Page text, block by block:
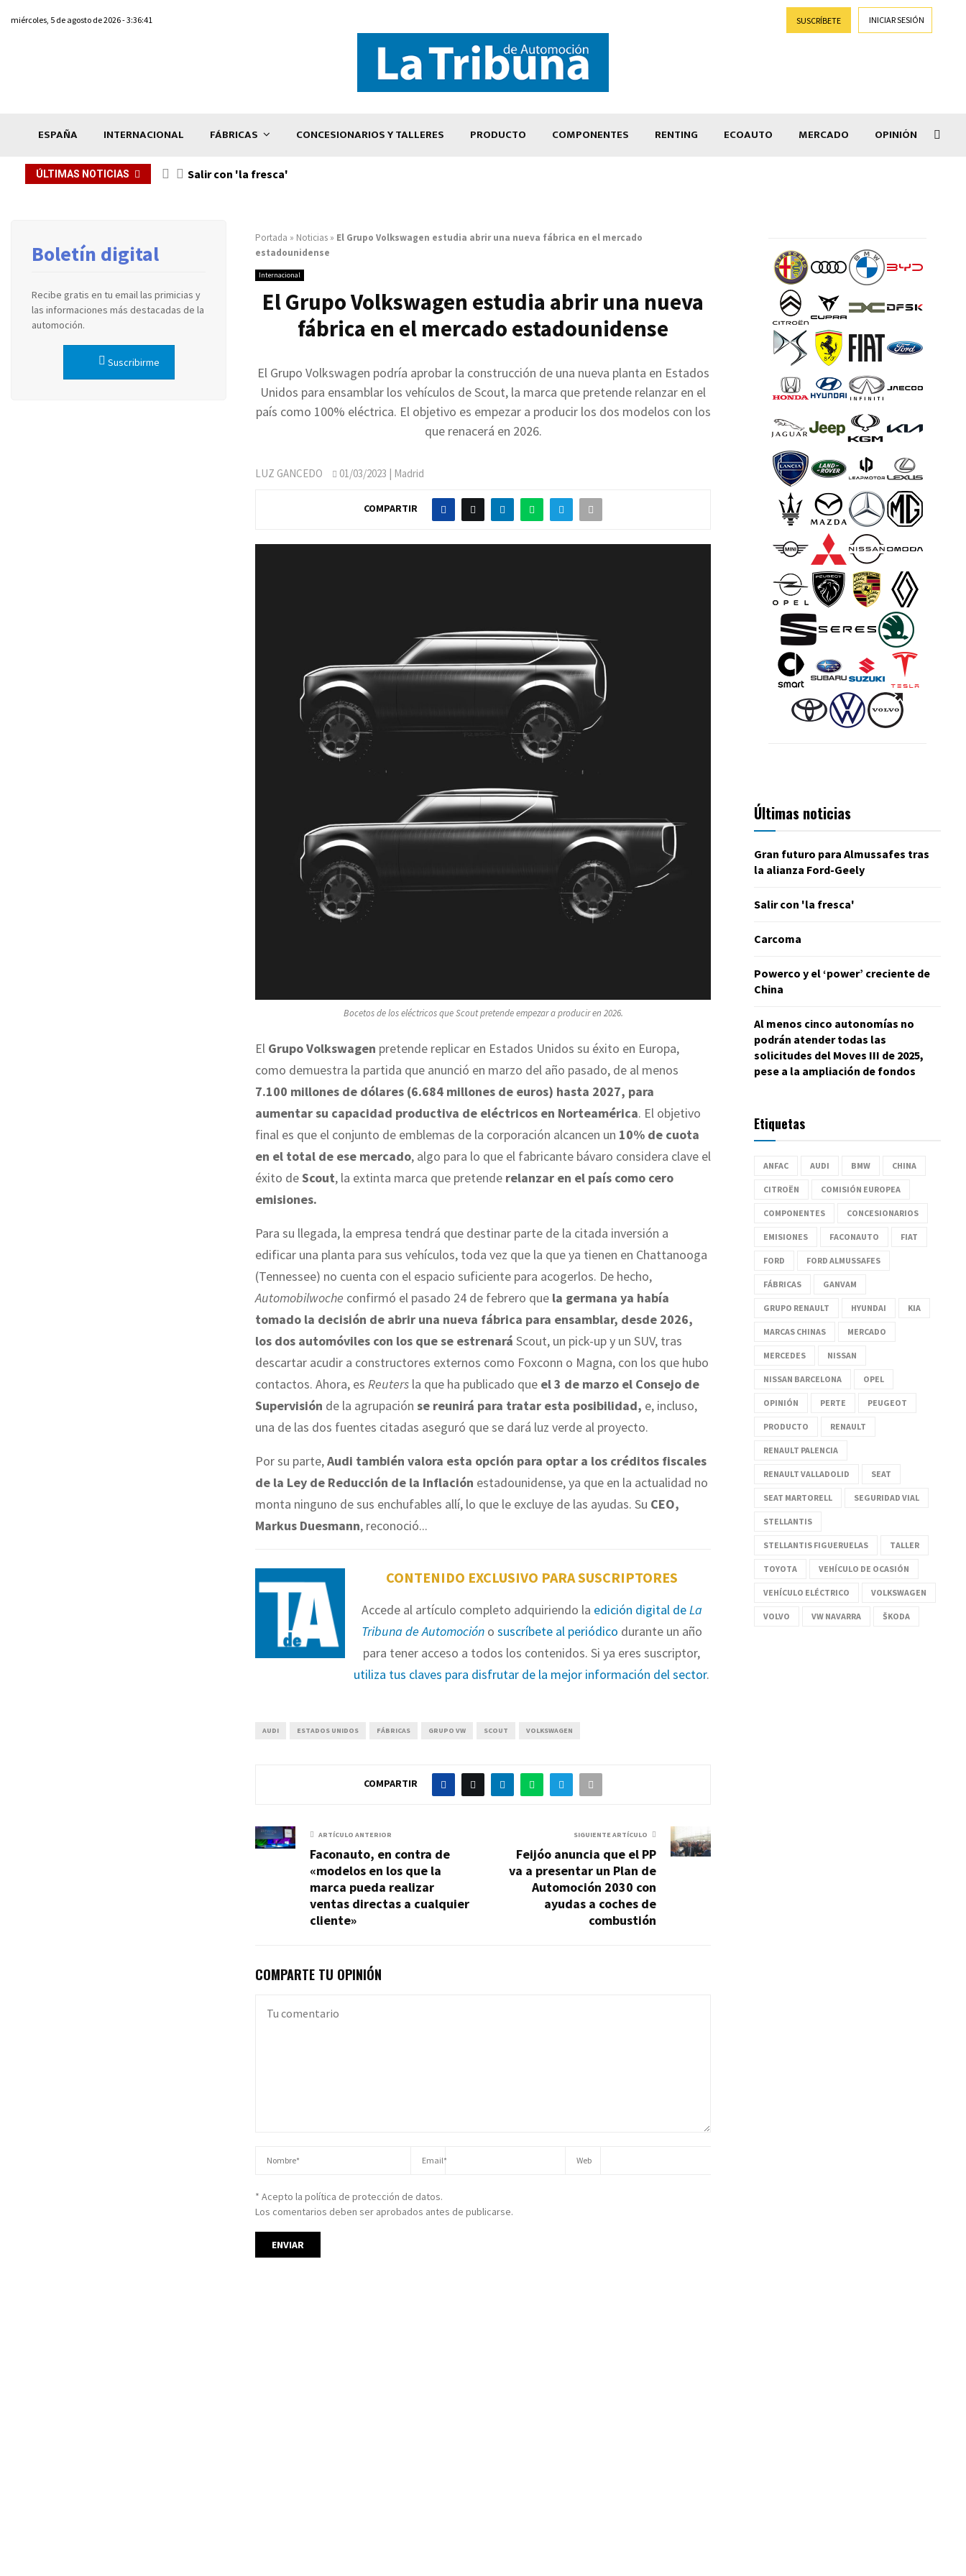
miércoles, 5 de agosto de 2026 - 3:36:41 SUSCRÍBETE INICIAR SESIÓN
ESPAÑA INTERNACIONAL FÁBRICAS CONCESIONARIOS Y TALLERES PRODUCTO COMPONENTES RENTING ECOAUTO MERCADO OPINIÓN
ÚLTIMAS NOTICIAS Salir con 'la fresca'
Portada » Noticias » El Grupo Volkswagen estudia abrir una nueva fábrica en el mercado
estadounidense
Internacional
El Grupo Volkswagen estudia abrir una nueva
fábrica en el mercado estadounidense
El Grupo Volkswagen podría aprobar la construcción de una nueva planta en Estados
Unidos para ensamblar los vehículos de Scout, la marca que pretende relanzar en el
país como 100% eléctrica. El objetivo es empezar a producir los dos modelos con los
que renacerá en 2026.
LUZ GANCEDO 01/03/2023 | Madrid
COMPARTIR
Bocetos de los eléctricos que Scout pretende empezar a producir en 2026.
El Grupo Volkswagen pretende replicar en Estados Unidos su éxito en Europa,
como demuestra la partida que anunció en marzo del año pasado, de al menos
7.100 millones de dólares (6.684 millones de euros) hasta 2027, para
aumentar su capacidad productiva de eléctricos en Norteamérica. El objetivo
final es que el conjunto de emblemas de la corporación alcancen un 10% de cuota
en el total de ese mercado, algo para lo que el fabricante bávaro considera clave el
éxito deScout, la extinta marca que pretende relanzar en el país como cero
emisiones.
Para su llegada, la empresa tendrá que destinar parte de la citada inversión a
edificar una planta para sus vehículos, toda vez que la que ya tienen en Chattanooga
(Tennessee) no cuenta con el espacio suficiente para acogerlos. De hecho,
Automobilwoche confirmó el pasado 24 de febrero que la germana ya había
tomado la decisión de abrir una nueva fábrica para ensamblar, desde 2026,
los dos automóviles con los que se estrenará Scout, un pick-up y un SUV, tras
descartar acudir a constructores externos como Foxconn o Magna, con los que hubo
contactos. Ahora, es Reuters la que ha publicado que el 3 de marzo el Consejo de
Supervisión de la agrupación se reunirá para tratar esta posibilidad, e, incluso,
una de las dos fuentes citadas aseguró que se dará luz verde al proyecto.
Por su parte,Audi también valora esta opción para optar a los créditos fiscales
de la Ley de Reducción de la Inflación estadounidense, ya que en la actualidad no
monta ninguno de sus enchufables allí, lo que le excluye de las ayudas. Su CEO,
Markus Duesmann, reconoció...
CONTENIDO EXCLUSIVO PARA SUSCRIPTORES
Accede al artículo completo adquiriendo la edición digital deLa
Tribuna de Automocióno suscríbete al periódico durante un año
para tener acceso a todos los contenidos. Si ya eres suscriptor,
utiliza tus claves para disfrutar de la mejor información del sector.
AUDI ESTADOS UNIDOS FÁBRICAS GRUPO VW SCOUT VOLKSWAGEN
COMPARTIR
ARTÍCULO ANTERIOR
Faconauto, en contra de
«modelos en los que la
marca pueda realizar
ventas directas a cualquier
cliente»
SIGUIENTE ARTÍCULO
Feijóo anuncia que el PP
va a presentar un Plan de
Automoción 2030 con
ayudas a coches de
combustión
COMPARTE TU OPINIÓN
* Acepto la política de protección de datos.
Los comentarios deben ser aprobados antes de publicarse.
Boletín digital
Recibe gratis en tu email las primicias y
las informaciones más destacadas de la
automoción.
Suscribirme
Últimas noticias
Gran futuro para Almussafes tras
la alianza Ford-Geely
Salir con 'la fresca'
Carcoma
Powerco y el ‘power’ creciente de
China
Al menos cinco autonomías no
podrán atender todas las
solicitudes del Moves III de 2025,
pese a la ampliación de fondos
Etiquetas
ANFAC AUDI BMW CHINA
CITROËN COMISIÓN EUROPEA
COMPONENTES CONCESIONARIOS
EMISIONES FACONAUTO FIAT
FORD FORD ALMUSSAFES
FÁBRICAS GANVAM
GRUPO RENAULT HYUNDAI KIA
MARCAS CHINAS MERCADO
MERCEDES NISSAN
NISSAN BARCELONA OPEL
OPINIÓN PERTE PEUGEOT
PRODUCTO RENAULT
RENAULT PALENCIA
RENAULT VALLADOLID SEAT
SEAT MARTORELL SEGURIDAD VIAL
STELLANTIS
STELLANTIS FIGUERUELAS TALLER
TOYOTA VEHÍCULO DE OCASIÓN
VEHÍCULO ELÉCTRICO VOLKSWAGEN
VOLVO VW NAVARRA ŠKODA